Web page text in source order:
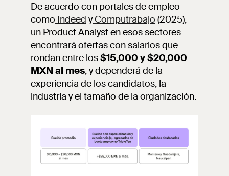
De acuerdo con portales de empleo
como Indeed yComputrabajo (2025),
un Product Analyst en esos sectores
encontrará ofertas con salarios que
rondan entre los$15,000 y $20,000
MXN al mes, y dependerá de la
experiencia de los candidatos, la
industria y el tamaño de la organización.